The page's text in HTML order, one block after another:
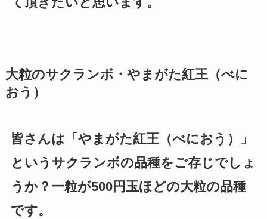
大粒のサクランボ・やまがた紅王（べに
おう）
皆さんは「やまがた紅王（べにおう）」
というサクランボの品種をご存じでしょ
うか？一粒が500円玉ほどの大粒の品種
です。